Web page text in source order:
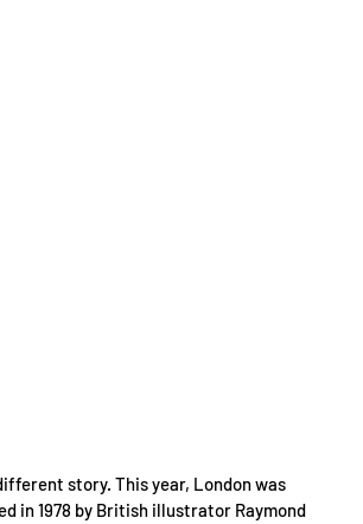
story. This year, London was
in 1978 by British illustrator Raymond